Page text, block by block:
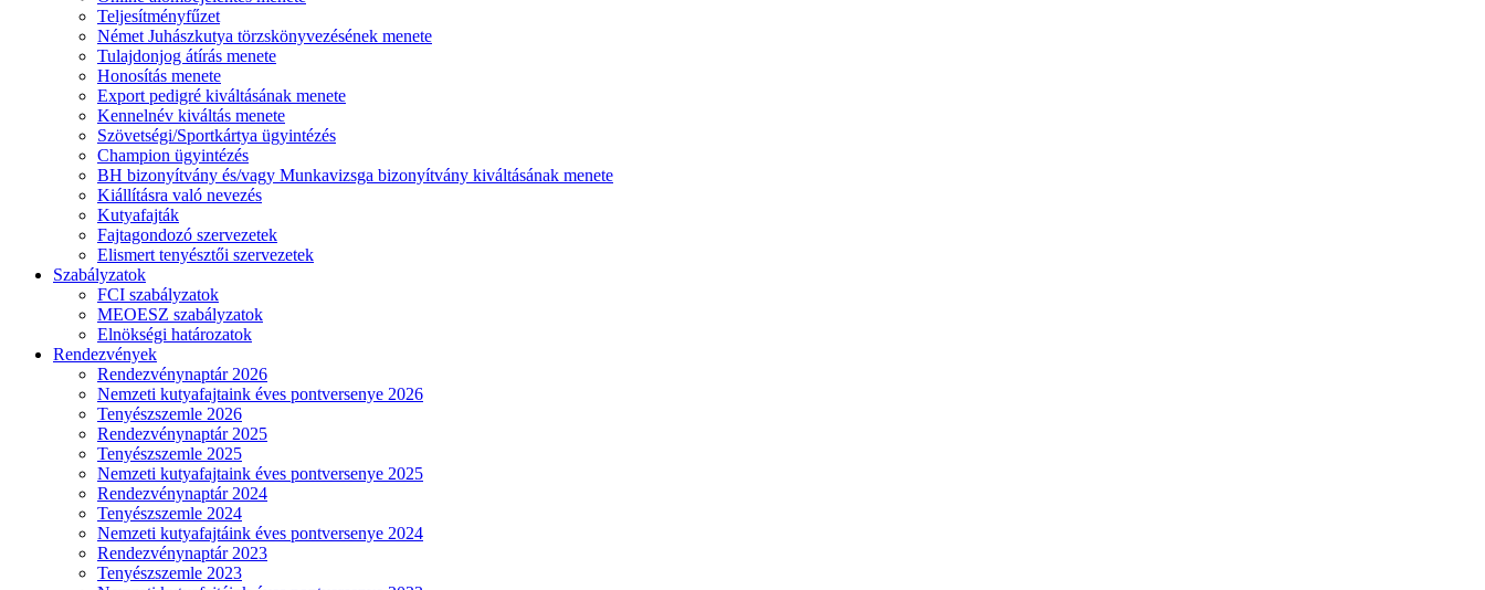
Teljesítményfűzet
Német Juhászkutya törzskönyvezésének menete
Tulajdonjog átírás menete
Honosítás menete
Export pedigré kiváltásának menete
Kennelnév kiváltás menete
Szövetségi/Sportkártya ügyintézés
Champion ügyintézés
BH bizonyítvány és/vagy Munkavizsga bizonyítvány kiváltásának menete
Kiállításra való nevezés
Kutyafajták
Fajtagondozó szervezetek
Elismert tenyésztői szervezetek
Szabályzatok
FCI szabályzatok
MEOESZ szabályzatok
Elnökségi határozatok
Rendezvények
Rendezvénynaptár 2026
Nemzeti kutyafajtaink éves pontversenye 2026
Tenyészszemle 2026
Rendezvénynaptár 2025
Tenyészszemle 2025
Nemzeti kutyafajtaink éves pontversenye 2025
Rendezvénynaptár 2024
Tenyészszemle 2024
Nemzeti kutyafajtáink éves pontversenye 2024
Rendezvénynaptár 2023
Tenyészszemle 2023